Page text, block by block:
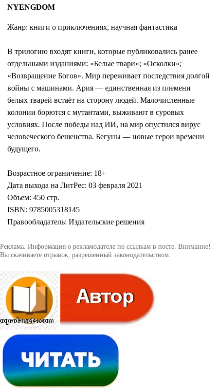
NYENGDOM
Жанр: книги о приключениях, научная фантастика
В трилогию входят книги, которые публиковались ранее
отдельными изданиями: «Белые твари»; «Осколки»;
«Возвращение Богов». Мир переживает последствия долгой
войны с машинами. Ария — единственная из племени
белых тварей встаёт на сторону людей. Малочисленные
колонии борются с мутантами, выживают в суровых
условиях. После победы над ИИ, на мир опустился вирус
человеческого бешенства. Бегуны — новые герои времени
будущего.
Возрастное ограничение: 18+
Дата выхода на ЛитРес: 03 февраля 2021
Объем: 450 стр.
ISBN: 9785005318145
Правообладатель: Издательские решения
Реклама. Информация о рекламодателе по ссылкам в посте. Внимание!
Вы скачиваете отрывок, разрешенный законодательством.